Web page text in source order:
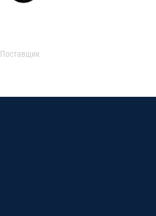
Поставщик